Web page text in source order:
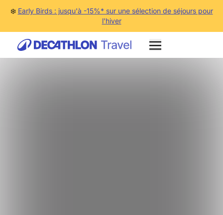
❄️ Early Birds : jusqu'à -15%* sur une sélection de séjours pour
l'hiver